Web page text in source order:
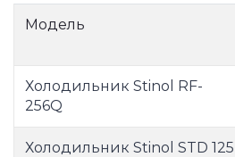
Модель
Холодильник Stinol RF-
256Q
Холодильник Stinol STD 125